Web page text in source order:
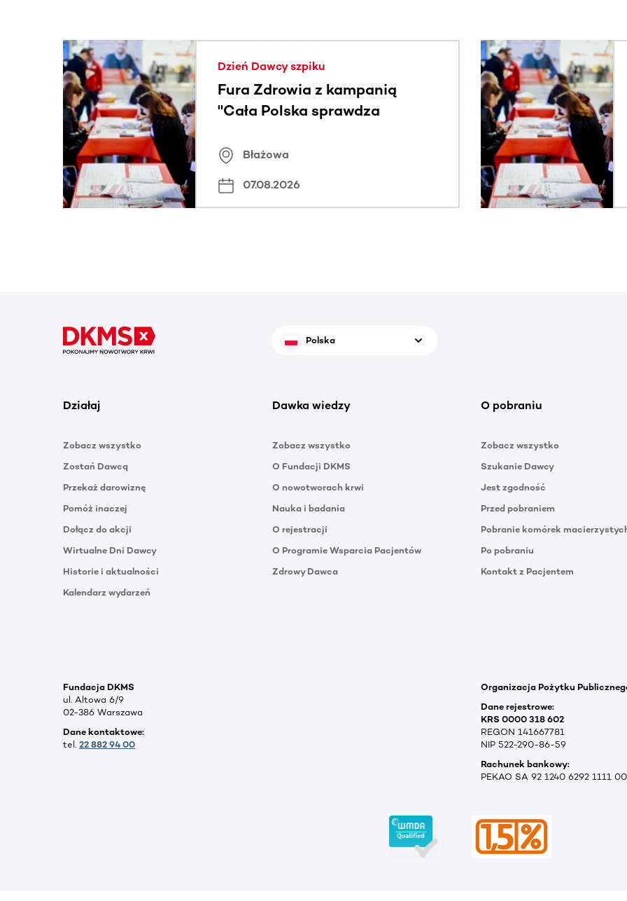
Ta sekcja zawiera treści przewijane w poziomie. Użyj klawisza Tab lub przesuń palcem, aby zobaczyć
Dzień Dawcy szpiku
Fura Zdrowia z kampanią
"Cała Polska sprawdza
Błażowa
07.08.2026
Polska
Działaj
Zobacz wszystko
Zostań Dawcą
Przekaż darowiznę
Pomóż inaczej
Dołącz do akcji
Wirtualne Dni Dawcy
Historie i aktualności
Kalendarz wydarzeń
Dawka wiedzy
Zobacz wszystko
O Fundacji DKMS
O nowotworach krwi
Nauka i badania
O rejestracji
O Programie Wsparcia Pacjentów
Zdrowy Dawca
O pobraniu
Zobacz wszystko
Szukanie Dawcy
Jest zgodność
Przed pobraniem
Pobranie komórek
Po pobraniu
Kontakt z Pacjentem
Fundacja DKMS
ul. Altowa 6/9
02-386 Warszawa
Dane kontaktowe:
tel. 22 882 94 00
Organizacja Pożytku
Dane rejestrowe:
KRS 0000 318 602
REGON 141667781
NIP 522-290-86-59
Rachunek bankowy:
PEKAO SA 92 1240 6292 1111